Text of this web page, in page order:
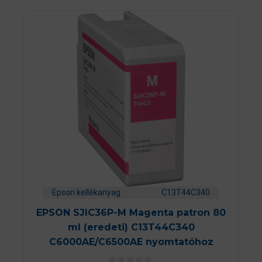
Epson kellékanyag C13T44C340
EPSON SJIC36P-M Magenta patron 80
ml (eredeti) C13T44C340
C6000AE/C6500AE nyomtatóhoz